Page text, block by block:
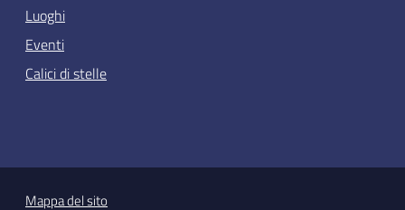
Luoghi
Eventi
Calici di stelle
Mappa del sito